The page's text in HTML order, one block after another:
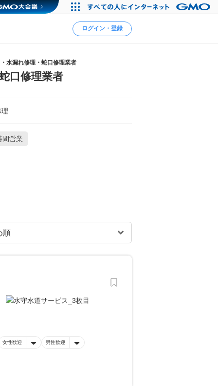
ログイン・登録
水漏れ修理・蛇口修理業者
口修理業者
間営業
女性歓迎 男性歓迎